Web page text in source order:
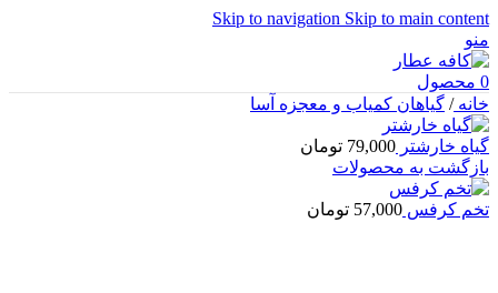
Skip to navigation Skip to main content
منو
0 محصول
خانه/ گیاهان کمیاب و معجزه آسا
گیاه خارشتر 79,000 تومان
بازگشت به محصولات
تخم کرفس 57,000 تومان